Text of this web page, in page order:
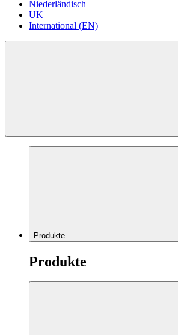
Niederländisch
UK
International (EN)
Produkte
Produkte